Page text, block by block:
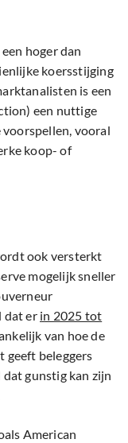
hoger dan
koersstijging
is een
een nuttige
vooral
koop- of
ook versterkt
mogelijk sneller
dat er in 2025 tot
van hoe de
beleggers
gunstig kan zijn
American